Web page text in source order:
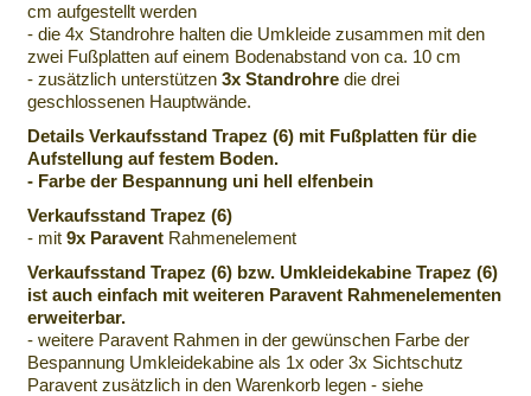
cm aufgestellt werden
- die 4x Standrohre halten die Umkleide zusammen mit den
zwei Fußplatten auf einem Bodenabstand von ca. 10 cm
- zusätzlich unterstützen 3x Standrohre die drei
geschlossenen Hauptwände.
Details Verkaufsstand Trapez (6) mit Fußplatten für die
Aufstellung auf festem Boden.
- Farbe der Bespannung uni hell elfenbein
Verkaufsstand Trapez (6)
- mit 9x Paravent Rahmenelement
Verkaufsstand Trapez (6) bzw. Umkleidekabine Trapez (6)
ist auch einfach mit weiteren Paravent Rahmenelementen
erweiterbar.
- weitere Paravent Rahmen in der gewünschen Farbe der
Bespannung Umkleidekabine als 1x oder 3x Sichtschutz
Paravent zusätzlich in den Warenkorb legen - siehe